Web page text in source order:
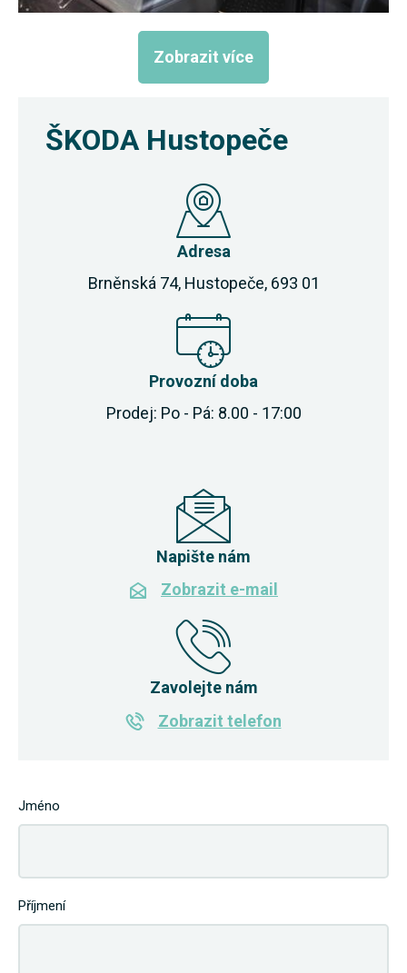
Zobrazit více
ŠKODA Hustopeče
Adresa
Brněnská 74, Hustopeče, 693 01
Provozní doba
Prodej: Po - Pá: 8.00 - 17:00
Napište nám
Zobrazit e-mail
Zavolejte nám
Zobrazit telefon
Jméno
Příjmení